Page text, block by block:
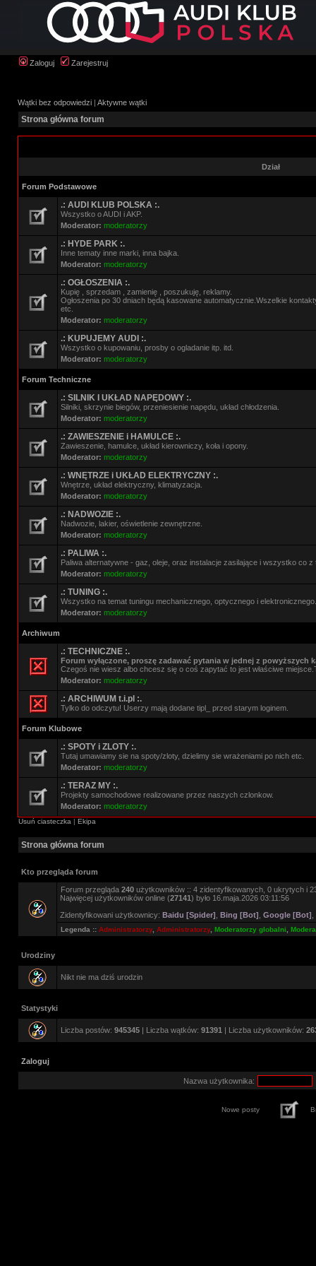
Zaloguj Zarejestruj
Wątki bez odpowiedzi | Aktywne wątki
Strona główna forum
Dział
Forum Podstawowe
.: AUDI KLUB POLSKA :.
Wszystko o AUDI i AKP.
Moderator: moderatorzy
.: HYDE PARK :.
Inne tematy inne marki, inna bajka.
Moderator: moderatorzy
.: OGŁOSZENIA :.
Kupię , sprzedam , zamienię , poszukuję, reklamy.
Ogłoszenia po 30 dniach będą kasowane automatycznie.Wszelkie
etc.
Moderator: moderatorzy
.: KUPUJEMY AUDI :.
Wszystko o kupowaniu, prosby o ogladanie itp. itd.
Moderator: moderatorzy
Forum Techniczne
.: SILNIK I UKŁAD NAPĘDOWY :.
Silniki, skrzynie biegów, przeniesienie napędu, układ chłodzenia.
Moderator: moderatorzy
.: ZAWIESZENIE i HAMULCE :.
Zawieszenie, hamulce, układ kierowniczy, koła i opony.
Moderator: moderatorzy
.: WNĘTRZE i UKŁAD ELEKTRYCZNY :.
Wnętrze, układ elektryczny, klimatyzacja.
Moderator: moderatorzy
.: NADWOZIE :.
Nadwozie, lakier, oświetlenie zewnętrzne.
Moderator: moderatorzy
.: PALIWA :.
Paliwa alternatywne - gaz, oleje, oraz instalacje zasilające i wszystko co z
Moderator: moderatorzy
.: TUNING :.
Wszystko na temat tuningu mechanicznego, optycznego i elektronicznego.
Moderator: moderatorzy
Archiwum
.: TECHNICZNE :.
Forum wyłączone, proszę zadawać pytania w jednej z powyższych
Czegoś nie wiesz albo chcesz się o coś zapytać to jest właściwe
Moderator: moderatorzy
.: ARCHIWUM t.i.pl :.
Tylko do odczytu! Userzy mają dodane tipl_ przed starym loginem.
Forum Klubowe
.: SPOTY i ZLOTY :.
Tutaj umawiamy sie na spoty/zloty, dzielimy sie wrażeniami po nich etc.
Moderator: moderatorzy
.: TERAZ MY :.
Projekty samochodowe realizowane przez naszych czlonkow.
Moderator: moderatorzy
Usuń ciasteczka | Ekipa
Strona główna forum
Kto przegląda forum
Forum przegląda 240 użytkowników :: 4 zidentyfikowanych, 0 ukrytych i
Najwięcej użytkowników online (27141) było 16.maja.2026 03:11:56
Zidentyfikowani użytkownicy: Baidu [Spider] Bing [Bot] Google [Bot]
Legenda :: Administratorzy, Administratorzy, Moderatorzy globalni
Urodziny
Nikt nie ma dziś urodzin
Statystyki
Liczba postów: 945345 | Liczba wątków: 91391 | Liczba użytkowników:
Zaloguj
Nazwa użytkownika:
Nowe posty